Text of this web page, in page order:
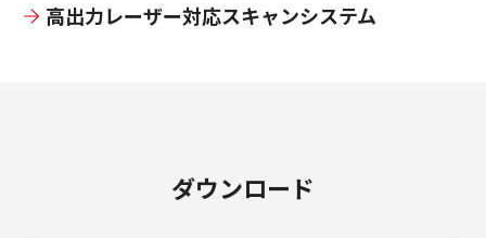
高出力レーザー対応スキャンシステム
ダウンロード